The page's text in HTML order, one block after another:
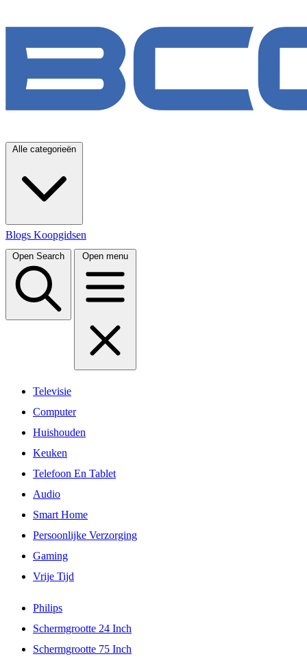
Alle categorieën
Blogs Koopgidsen
Open Search Open menu
Televisie
Computer
Huishouden
Keuken
Telefoon En Tablet
Audio
Smart Home
Persoonlijke Verzorging
Gaming
Vrije Tijd
Philips
Schermgrootte 24 Inch
Schermgrootte 75 Inch